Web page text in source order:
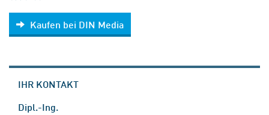
Kaufen bei DIN Media
IHR KONTAKT
Dipl.-Ing.